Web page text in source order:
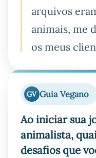
arquivos
animais, me
os meus
GV Guia Vegano
Ao iniciar sua
animalista,
desafios que